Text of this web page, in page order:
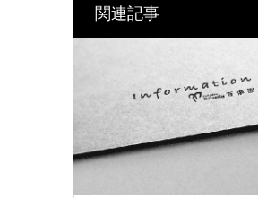
関連記事